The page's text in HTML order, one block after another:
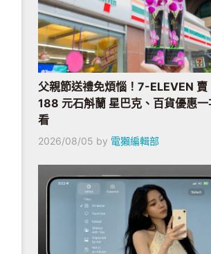
父親節送禮免煩惱！7-ELEVEN 賣
188 元石斛蘭 星巴克、百貨優惠一
看
2026/08/05 by 電獺編輯部